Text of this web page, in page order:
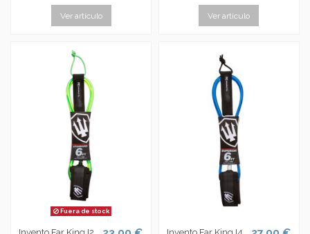
Ver artículo Ver artículo
Fuera de stock